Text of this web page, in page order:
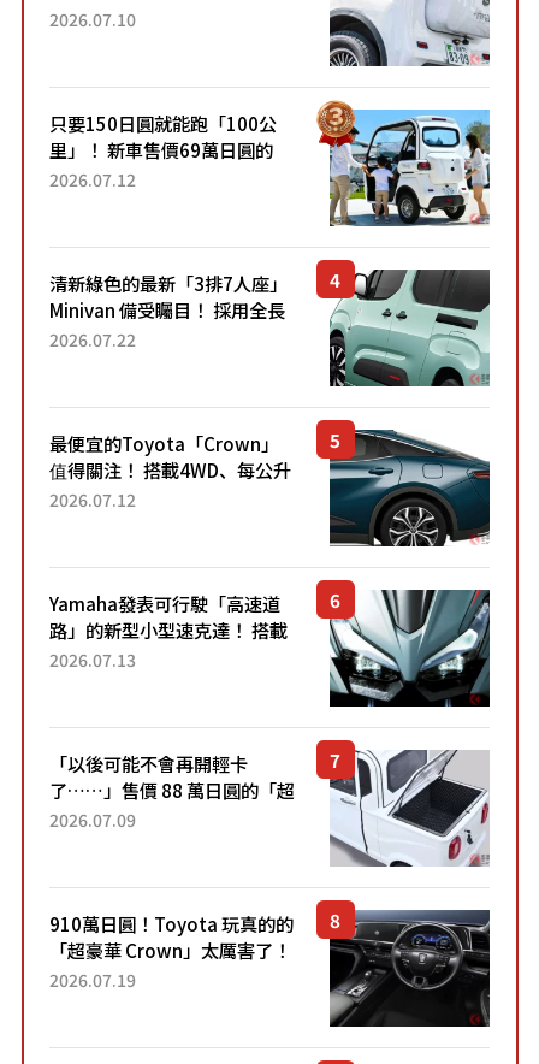
成為人氣車款！「養車成本真
2026.07.10
只要150日圓就能跑「100公
里」！ 新車售價69萬日圓的
「3人座」Trike大受歡迎！ 順
2026.07.12
清新綠色的最新「3排7人座」
Minivan 備受矚目！ 採用全長
4.7公尺剛剛好的車身尺寸與
2026.07.22
最便宜的Toyota「Crown」
值得關注！ 搭載4WD、每公升
22.4公里低油耗表現超亮眼！
2026.07.12
Yamaha發表可行駛「高速道
路」的新型小型速克達！ 搭載
能享受超強勁「渦輪感」的動
2026.07.13
「以後可能不會再開輕卡
了……」售價 88 萬日圓的「超
迷你輕型貨車」引發兩極評
了！...
2026.07.09
910萬日圓！Toyota 玩真的的
「超豪華 Crown」太厲害了！
採用由「匠人技藝」打造的
2026.07.19